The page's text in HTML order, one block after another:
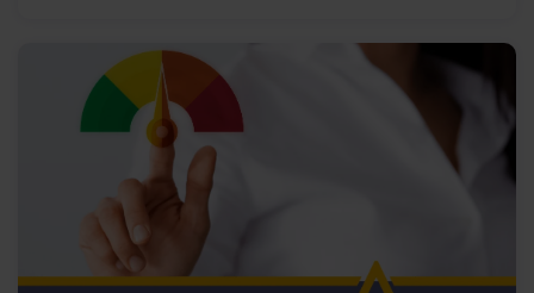
bezpieczeństwo całego procesu. Zrozumienie, jakie dane
są wymagane, pomaga podejść […]